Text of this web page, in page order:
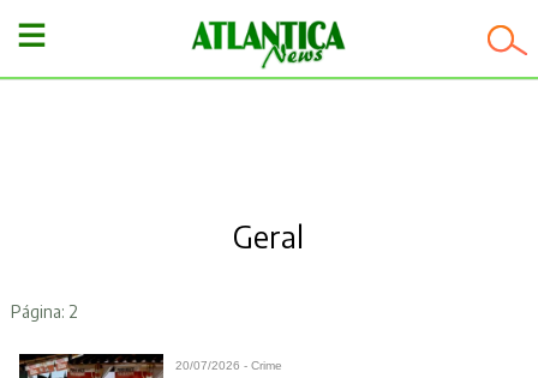
−
Geral
Página: 2
20/07/2026 - Crime